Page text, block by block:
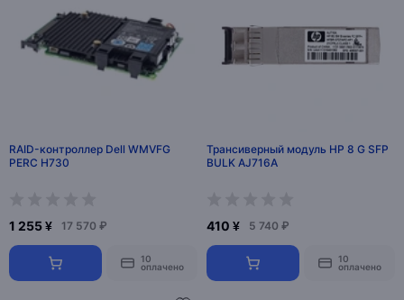
RAID-контроллер Dell WMVFG
PERC H730
1 255 ¥ 17 570 ₽
10
оплачено
Трансиверный модуль HP 8 G SFP
BULK AJ716A
410 ¥ 5 740 ₽
10
оплачено